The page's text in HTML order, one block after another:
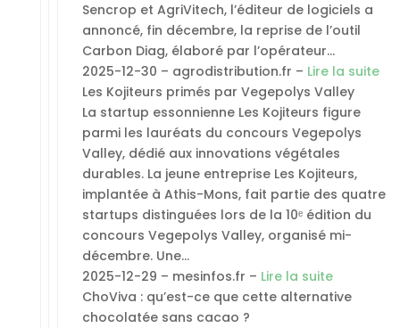
Sencrop et AgriVitech, l’éditeur de logiciels a
annoncé, fin décembre, la reprise de l’outil
Carbon Diag, élaboré par l’opérateur…
2025-12-30 – agrodistribution.fr – Lire la suite
Les Kojiteurs primés par Vegepolys Valley
La startup essonnienne Les Kojiteurs figure
parmi les lauréats du concours Vegepolys
Valley, dédié aux innovations végétales
durables. La jeune entreprise Les Kojiteurs,
implantée à Athis-Mons, fait partie des quatre
startups distinguées lors de la 10ᵉ édition du
concours Vegepolys Valley, organisé mi-
décembre. Une…
2025-12-29 – mesinfos.fr – Lire la suite
ChoViva : qu’est-ce que cette alternative
chocolatée sans cacao ?